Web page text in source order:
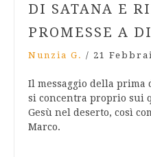
DI SATANA E
PROMESSE A
Nunzia G. / 21
Il messaggio della prima
si concentra proprio sui
Gesù nel deserto, così
Marco.